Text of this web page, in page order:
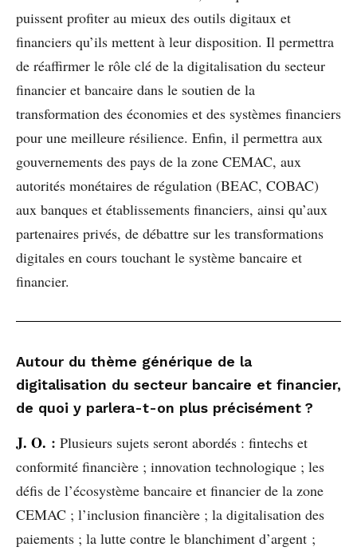
puissent profiter au mieux des outils digitaux et
financiers qu’ils mettent à leur disposition. Il permettra
de réaffirmer le rôle clé de la digitalisation du secteur
financier et bancaire dans le soutien de la
transformation des économies et des systèmes financiers
pour une meilleure résilience. Enfin, il permettra aux
gouvernements des pays de la zone CEMAC, aux
autorités monétaires de régulation (BEAC, COBAC)
aux banques et établissements financiers, ainsi qu’aux
partenaires privés, de débattre sur les transformations
digitales en cours touchant le système bancaire et
financier.
Autour du thème générique de la
digitalisation du secteur bancaire et financier,
de quoi y parlera-t-on plus précisément ?
J. O. : Plusieurs sujets seront abordés : fintechs et
conformité financière ; innovation technologique ; les
défis de l’écosystème bancaire et financier de la zone
CEMAC ; l’inclusion financière ; la digitalisation des
paiements ; la lutte contre le blanchiment d’argent ;